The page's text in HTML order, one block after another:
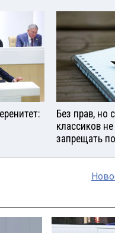
Без прав, но
классиков
запрещать